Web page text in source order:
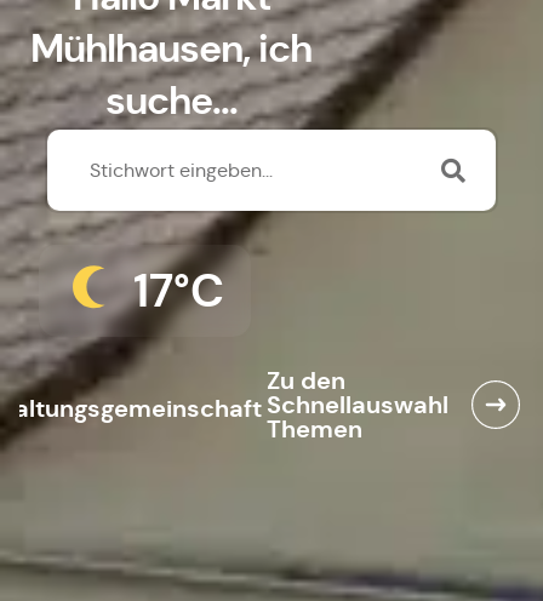
Mühlhausen, ich
suche...
17°C
Zu den
Schnellauswahl
Themen